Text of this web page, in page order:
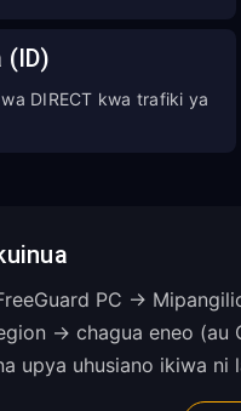
(ID)
DIRECT kwa trafiki ya
PC →
→ chagua eneo (au
upya uhusiano ikiwa ni